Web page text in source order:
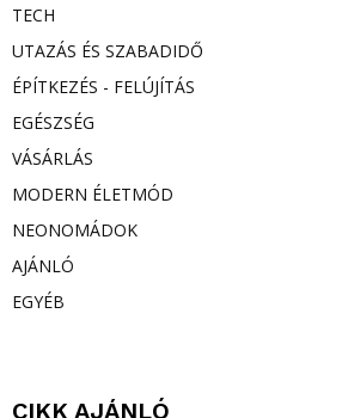
TECH
UTAZÁS ÉS SZABADIDŐ
ÉPÍTKEZÉS - FELÚJÍTÁS
EGÉSZSÉG
VÁSÁRLÁS
MODERN ÉLETMÓD
NEONOMÁDOK
AJÁNLÓ
EGYÉB
CIKK AJÁNLÓ